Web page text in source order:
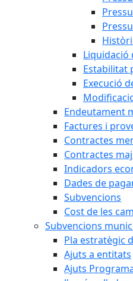
Liquidació
Estabilitat
Execució
Endeutament
Factures i
Contractes
Contractes
Indicadors
Dades de
Subvencions
Cost de les
Subvencions
Pla estratègic
Ajuts a entitats
Ajuts